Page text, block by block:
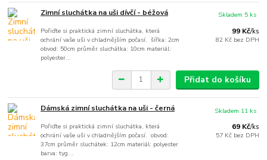
Zimní sluchátka na uši dívčí - béžová
Pořiďte si praktická zimní sluchátka, která
ochrání vaše uši v chladnějším počasí. šířka: 2cm
obvod: 50cm průměr sluchátka: 10cm materiál:
polyester...
99 Kč/ks
82 Kč bez DPH
Skladem 5 ks
Přidat do košíku
Dámská zimní sluchátka na uši - černá
Pořiďte si praktická zimní sluchátka, která
ochrání vaše uši v chladnějším počasí. obvod:
37cm průměr sluchátek: 12cm materiál: polyester
barva: tyg...
69 Kč/ks
57 Kč bez DPH
Skladem 11 ks